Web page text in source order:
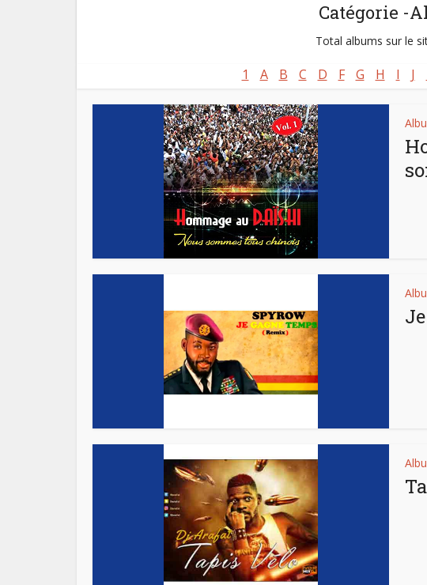
Catégorie -
Total albums sur le
1 A B C D F G H I J